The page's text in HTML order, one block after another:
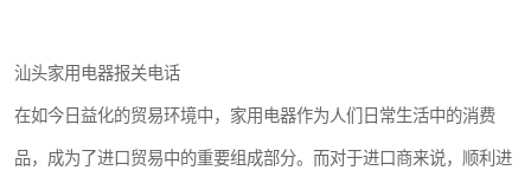
汕头家用电器报关电话
在如今日益化的贸易环境中，家用电器作为人们日常生活中的消费
品，成为了进口贸易中的重要组成部分。而对于进口商来说，顺利进
国际灯具清关